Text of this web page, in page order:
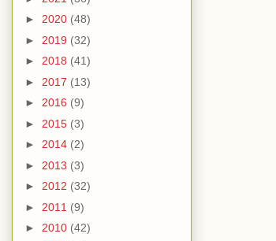
► 2020 (48)
► 2019 (32)
► 2018 (41)
► 2017 (13)
► 2016 (9)
► 2015 (3)
► 2014 (2)
► 2013 (3)
► 2012 (32)
► 2011 (9)
► 2010 (42)